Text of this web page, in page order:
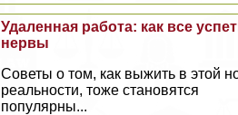
Удаленная работа: как все
нервы
Советы о том, как выжить в этой
реальности, тоже становятся
популярны...